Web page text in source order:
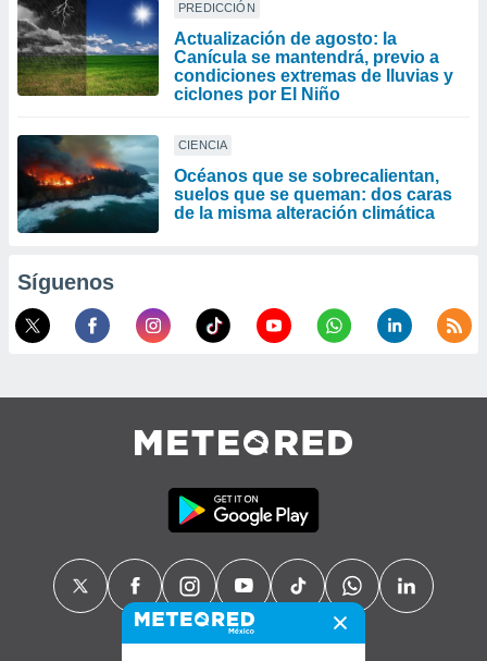
PREDICCIÓN
Actualización de agosto: la
Canícula se mantendrá, previo a
condiciones extremas de lluvias y
ciclones por El Niño
CIENCIA
Océanos que se sobrecalientan,
suelos que se queman: dos caras
de la misma alteración climática
Síguenos